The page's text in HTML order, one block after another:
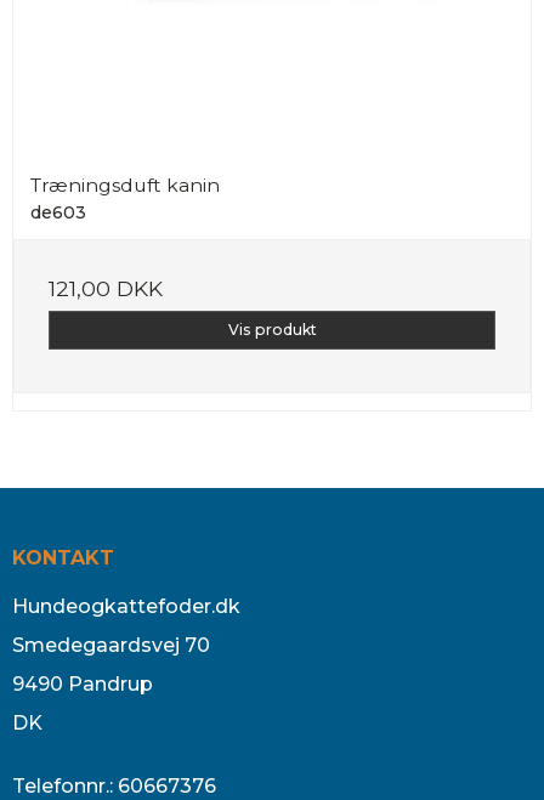
Træningsduft kanin
de603
121,00 DKK
Vis produkt
KONTAKT
Hundeogkattefoder.dk
Smedegaardsvej 70
9490 Pandrup
DK
Telefonnr.: 60667376